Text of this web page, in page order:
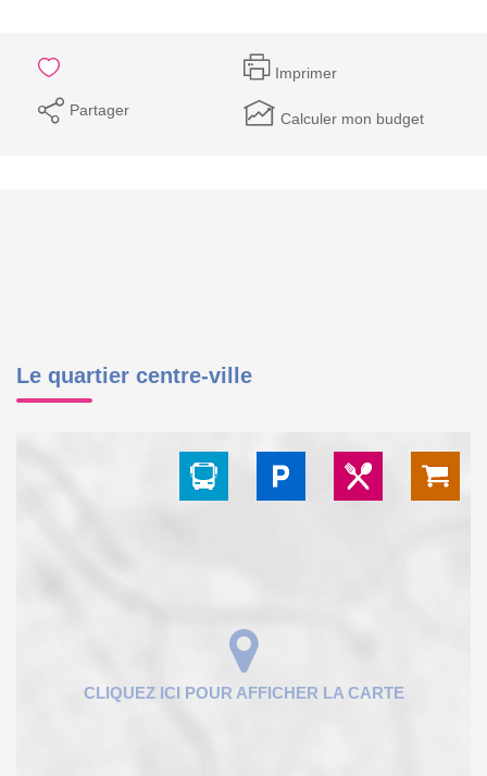
Imprimer
Partager Calculer mon budget
Le quartier centre-ville